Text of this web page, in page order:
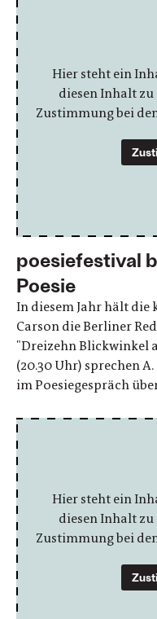
Hier steht ein
diesen Inhalt
Zustimmung bei
poesiefestival
Poesie
In diesem Jahr hält
Carson die Berliner
"Dreizehn Blickwinkel
(20.30 Uhr) sprechen
im Poesiegespräch
Hier steht ein
diesen Inhalt
Zustimmung bei